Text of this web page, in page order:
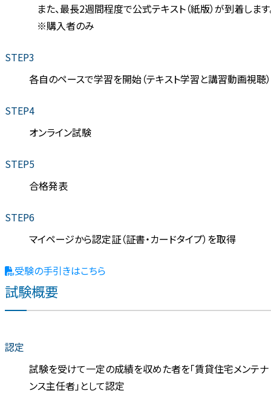
また、最長2週間程度で公式テキスト（紙版）が到着します
※購入者のみ
STEP3
各自のペースで学習を開始（テキスト学習と講習動画視聴）
STEP4
オンライン試験
STEP5
合格発表
STEP6
マイページから認定証（証書・カードタイプ）を取得
受験の手引きはこちら
試験概要
認定
試験を受けて一定の成績を収めた者を「賃貸住宅メンテナ
ンス主任者」として認定